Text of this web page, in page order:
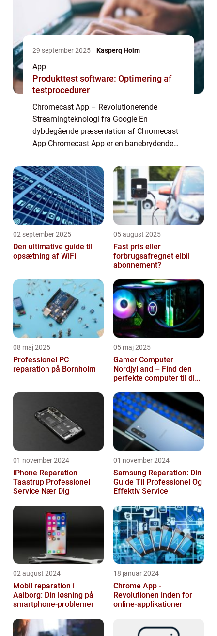
29 september 2025 Kasperq Holm
App
Produkttest software: Optimering af
testprocedurer
Chromecast App – Revolutionerende
Streamingteknologi fra Google En
dybdegående præsentation af Chromecast
App Chromecast App er en banebrydende
har revolutioneret den måde, vi ser og
oplever indhold på...
02 september 2025
Den ultimative guide til
opsætning af WiFi
05 august 2025
Fast pris eller
forbrugsafregnet elbil
abonnement?
08 maj 2025
Professionel PC
reparation på Bornholm
05 maj 2025
Gamer Computer
Nordjylland – Find den
perfekte computer til din
01 november 2024
iPhone Reparation
Taastrup Professionel
Service Nær Dig
01 november 2024
Samsung Reparation: Din
Guide Til Professionel Og
Effektiv Service
02 august 2024
Mobil reparation i
Aalborg: Din løsning på
smartphone-problemer
18 januar 2024
Chrome App -
Revolutionen inden for
online-applikationer